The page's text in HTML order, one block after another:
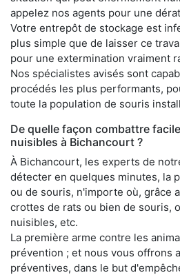
appelez nos agents pour une
Votre entrepôt de stockage est
plus simple que de laisser ce
pour une extermination vraiment
Nos spécialistes avisés sont
procédés les plus performants,
toute la population de souris
De quelle façon combattre
nuisibles à Bichancourt ?
À Bichancourt, les experts de
détecter en quelques minutes, la
ou de souris, n'importe où, grâce
crottes de rats ou bien de souris,
nuisibles, etc.
La première arme contre les
prévention ; et nous vous offrons
préventives, dans le but